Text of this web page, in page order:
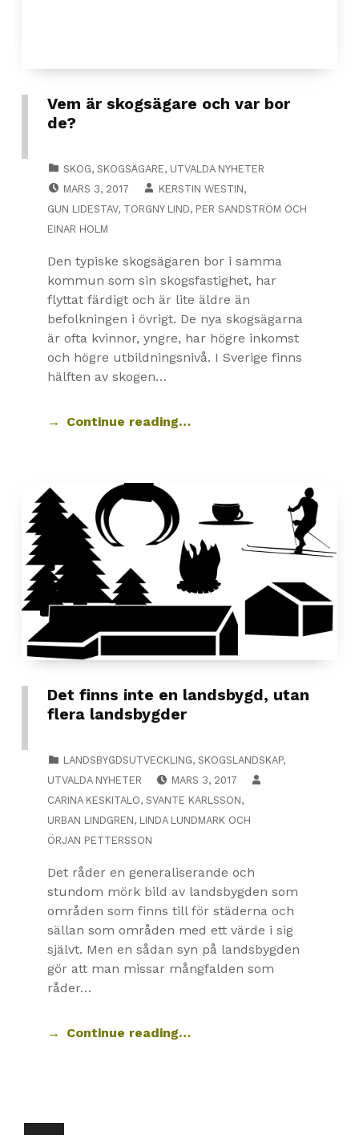
Vem är skogsägare och var bor
de?
SKOG, SKOGSÄGARE, UTVALDA NYHETER
MARS 3, 2017
KERSTIN WESTIN,
GUN LIDESTAV, TORGNY LIND, PER SANDSTRÖM OCH
EINAR HOLM
Den typiske skogsägaren bor i samma
kommun som sin skogsfastighet, har
flyttat färdigt och är lite äldre än
befolkningen i övrigt. De nya skogsägarna
är ofta kvinnor, yngre, har högre inkomst
och högre utbildningsnivå. I Sverige finns
hälften av skogen…
Continue reading…
Det finns inte en landsbygd, utan
flera landsbygder
LANDSBYGDSUTVECKLING, SKOGSLANDSKAP,
UTVALDA NYHETER
MARS 3, 2017
CARINA KESKITALO, SVANTE KARLSSON,
URBAN LINDGREN, LINDA LUNDMARKOCH
ÖRJAN PETTERSSON
Det råder en generaliserande och
stundom mörk bild av landsbygden som
områden som finns till för städerna och
sällan som områden med ett värde i sig
självt. Men en sådan syn på landsbygden
gör att man missar mångfalden som
råder…
Continue reading…